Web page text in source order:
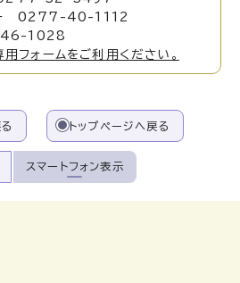
0277-40-1112
46-1028
フォームをご利用ください。
トップページへ戻る
スマートフォン表示